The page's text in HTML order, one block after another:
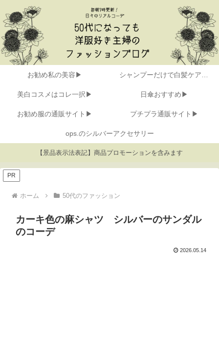
お勧め私の美容▶ シャンプーだけで白髪ケア▶
美白コスメはコレ一択▶ 日傘おすすめ▶
お勧め服の通販サイト▶ プチプラ通販サイト▶
ops.のシルバーアクセサリー
【景品表示法表記】商品プロモーションを含みます
PR
ホーム 50代のファッション
カーキ色の麻シャツ シルバーのサンダル
のコーデ
2026.05.14